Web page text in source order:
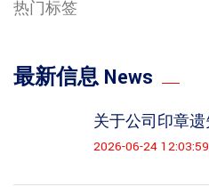
热门标签
最新信息 News
关于公司印章遗
2026-06-24 12:03:59